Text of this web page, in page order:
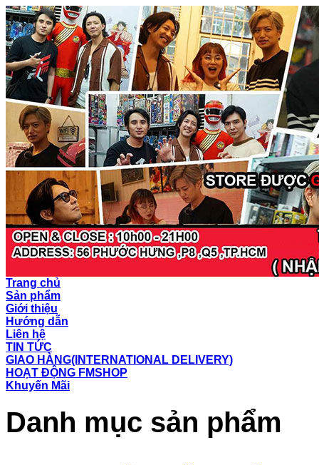
Trang chủ
Sản phẩm
Giới thiệu
Hướng dẫn
Liên hệ
TIN TỨC
GIAO HÀNG(INTERNATIONAL DELIVERY)
HOẠT ĐỘNG FMSHOP
Khuyến Mãi
Danh mục sản phẩm